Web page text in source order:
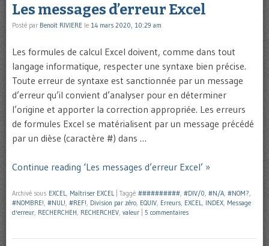
Les messages d’erreur Excel
Posté par Benoît RIVIERE le 14 mars 2020, 10:29 am
Les formules de calcul Excel doivent, comme dans tout
langage informatique, respecter une syntaxe bien précise.
Toute erreur de syntaxe est sanctionnée par un message
d’erreur qu’il convient d’analyser pour en déterminer
l’origine et apporter la correction appropriée. Les erreurs
de formules Excel se matérialisent par un message précédé
par un dièse (caractère #) dans …
Continue reading ‘Les messages d’erreur Excel’ »
Archivé sous EXCEL, Maîtriser EXCEL Taggé ##########, #DIV/0, #N/A, #NOM?,
#NOMBRE!, #NUL!, #REF!, Division par zéro, EQUIV, Erreurs, EXCEL, INDEX, Message
d'erreur, RECHERCHEH, RECHERCHEV, valeur 5 commentaires